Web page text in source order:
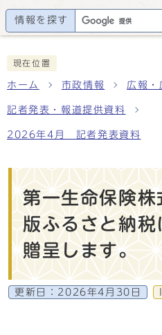
情報を探す
現在位置
ホーム 市政情報 広報・
記者発表・報道提供資料
2026年4月 記者発表資料
第一生命保険
版ふるさと納
贈呈します。
更新日： 2026年4月30日